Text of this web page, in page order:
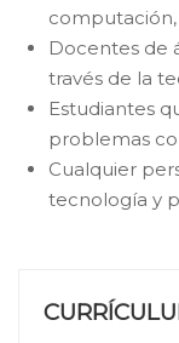
Docentes de
través de la
Estudiantes
problemas
Cualquier
tecnología y